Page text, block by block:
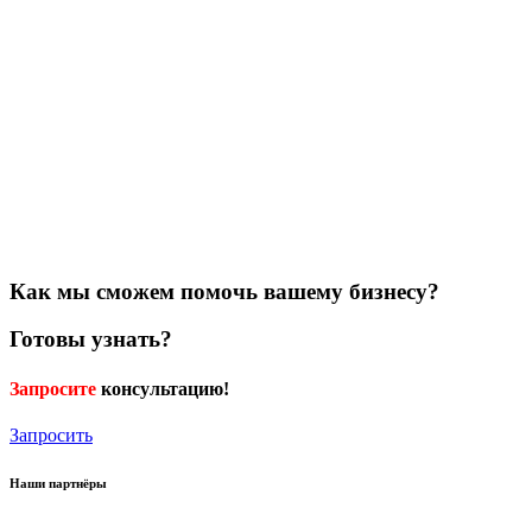
Как мы сможем помочь вашему бизнесу?
Готовы узнать?
Запросите консультацию!
Запросить
Наши партнёры